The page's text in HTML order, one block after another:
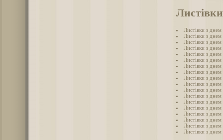
Листівки з
Листівки з
Листівки з
Листівки з
Листівки з
Листівки з
Листівки з
Листівки з
Листівки з
Листівки з
Листівки з
Листівки з
Листівки з
Листівки з
Листівки з
Листівки з
Листівки з
Листівки з